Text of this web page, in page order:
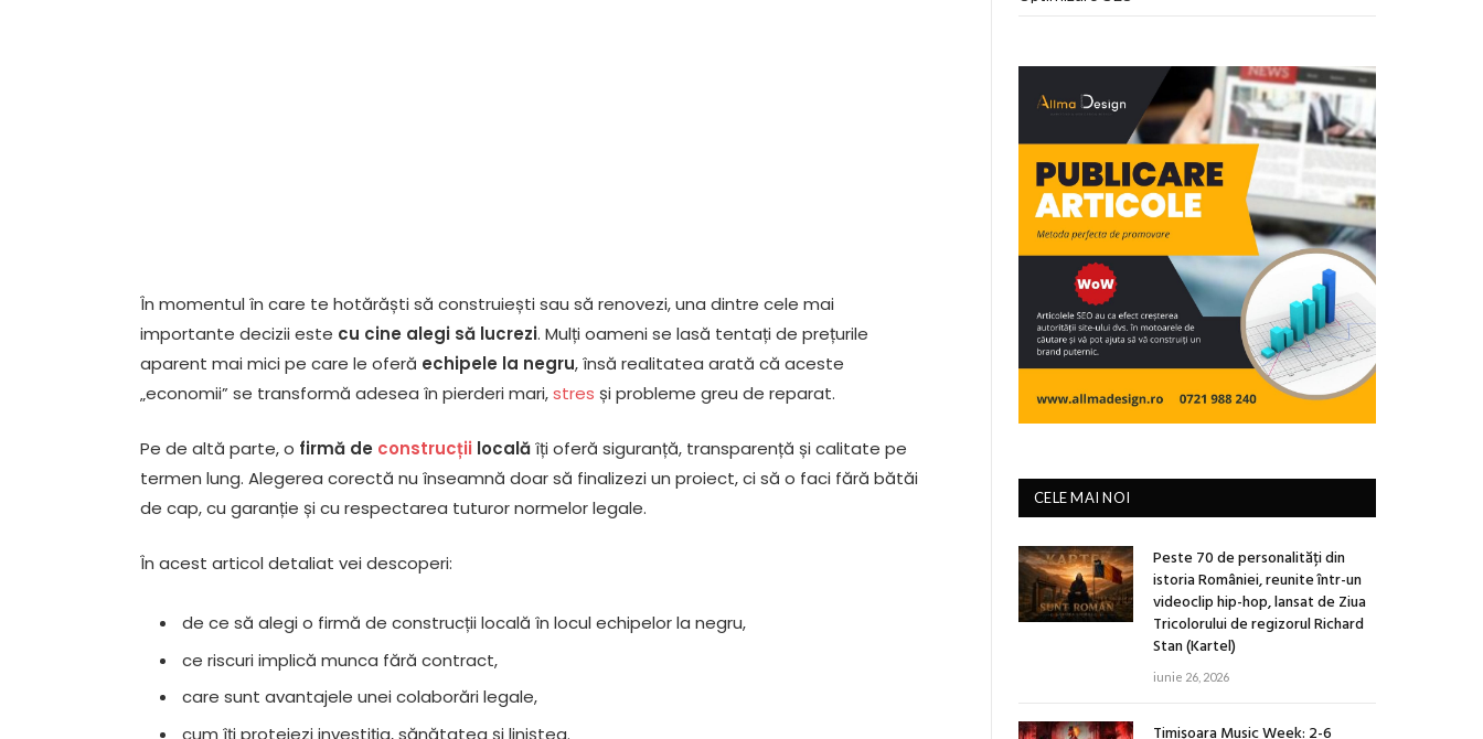
În momentul în care te hotărăști să construiești sau să renovezi, una dintre cele mai
importante decizii este cu cine alegi să lucrezi. Mulți oameni se lasă tentați de prețurile
aparent mai mici pe care le oferă echipele la negru, însă realitatea arată că aceste
„economii” se transformă adesea în pierderi mari,stres și probleme greu de reparat.
Pe de altă parte, o firmă de construcții localăîți oferă siguranță, transparență și calitate pe
termen lung. Alegerea corectă nu înseamnă doar să finalizezi un proiect, ci să o faci fără bătăi
de cap, cu garanție și cu respectarea tuturor normelor legale.
În acest articol detaliat vei descoperi:
de ce să alegi o firmă de construcții locală în locul echipelor la negru,
ce riscuri implică munca fără contract,
care sunt avantajele unei colaborări legale,
cum îți protejezi investiția, sănătatea și liniștea.
CELE MAI NOI
Peste 70 de personalități din
istoria României, reunite într-un
videoclip hip-hop, lansat de Ziua
Tricolorului de regizorul Richard
Stan (Kartel)
iunie 26, 2026